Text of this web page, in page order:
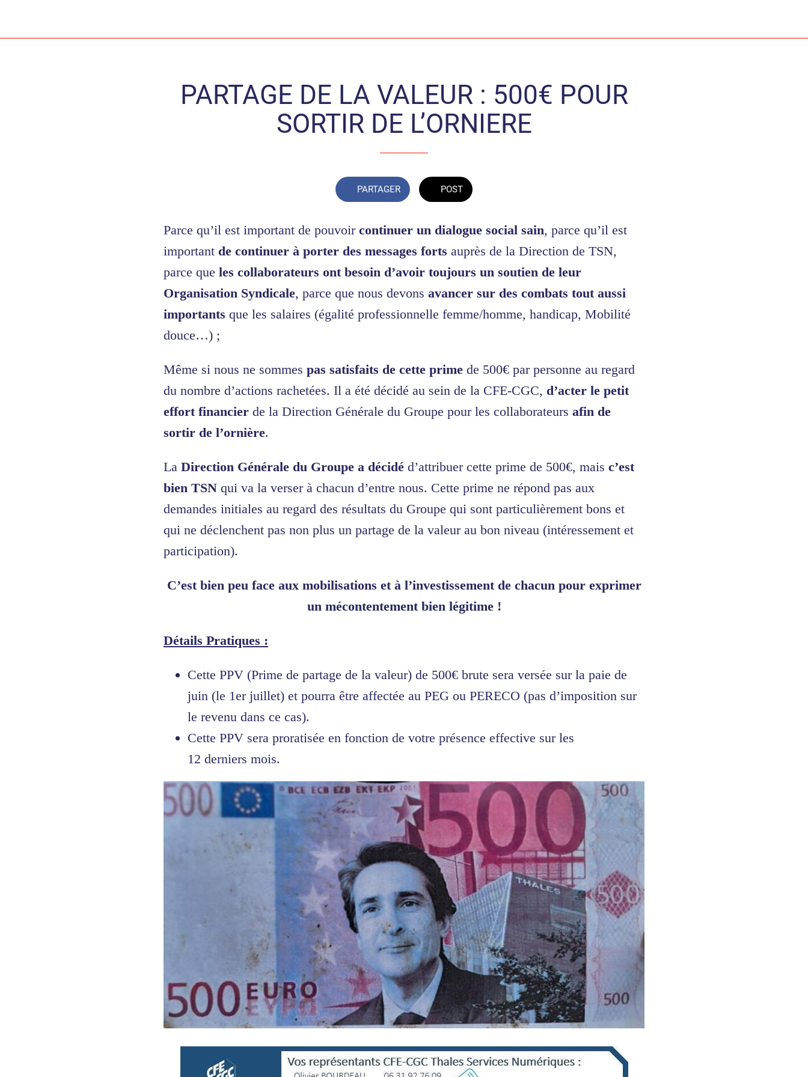
PARTAGE DE LA VALEUR : 500€ POUR
SORTIR DE L’ORNIERE
PARTAGER POST
Parce qu’il est important de pouvoir continuer un dialogue social sain, parce qu’il est
important de continuer à porter des messages forts auprès de la Direction de TSN,
parce que les collaborateurs ont besoin d’avoir toujours un soutien de leur
Organisation Syndicale, parce que nous devons avancer sur des combats tout aussi
importants que les salaires (égalité professionnelle femme/homme, handicap, Mobilité
douce…) ;
Même si nous ne sommes pas satisfaits de cette prime de 500€ par personne au regard
du nombre d’actions rachetées. Il a été décidé au sein de la CFE-CGC, d’acter le petit
effort financier de la Direction Générale du Groupe pour les collaborateurs afin de
sortir de l’ornière.
La Direction Générale du Groupe a décidé d’attribuer cette prime de 500€, mais c’est
bien TSN qui va la verser à chacun d’entre nous. Cette prime ne répond pas aux
demandes initiales au regard des résultats du Groupe qui sont particulièrement bons et
qui ne déclenchent pas non plus un partage de la valeur au bon niveau (intéressement et
participation).
C’est bien peu face aux mobilisations et à l’investissement de chacun pour exprimer
un mécontentement bien légitime !
Détails Pratiques :
Cette PPV (Prime de partage de la valeur) de 500€ brute sera versée sur la paie de
juin (le 1er juillet) et pourra être affectée au PEG ou PERECO (pas d’imposition sur
le revenu dans ce cas).
Cette PPV sera proratisée en fonction de votre présence effective sur les
12 derniers mois.